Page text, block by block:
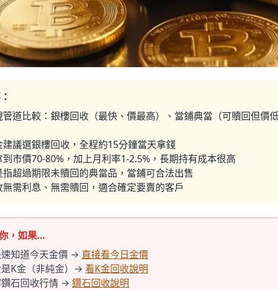
管道比較：銀樓回收（最快、價最高）、當鋪典當（可贖回但價
建議選銀樓回收，全程約15分鐘當天拿錢
到市價70-80% ，加上月利率1-2.5% ，長期持有成本很高
超過期限未贖回的典當品，當鋪可合法出售
無需利息、無需贖回，適合確定要賣的客戶
，如果…
知道今天金價 → 直接看今日金價
K金（非純金）→ 看K金回收說明
石回收行情 → 鑽石回收說明